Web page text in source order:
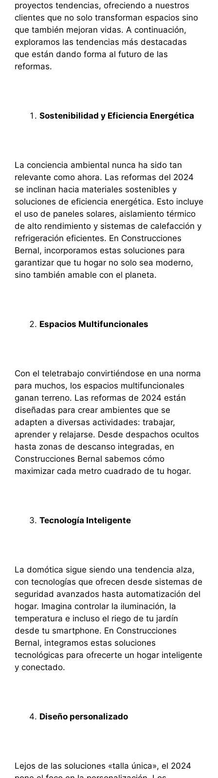
proyectos tendencias, ofreciendo a nuestros
clientes que no solo transforman espacios sino
que también mejoran vidas. A continuación,
exploramos las tendencias más destacadas
que están dando forma al futuro de las
reformas.
Sostenibilidad y Eficiencia Energética
La conciencia ambiental nunca ha sido tan
relevante como ahora. Las reformas del 2024
se inclinan hacia materiales sostenibles y
soluciones de eficiencia energética. Esto incluye
el uso de paneles solares, aislamiento térmico
de alto rendimiento y sistemas de calefacción y
refrigeración eficientes. En Construcciones
Bernal, incorporamos estas soluciones para
garantizar que tu hogar no solo sea moderno,
sino también amable con el planeta.
Espacios Multifuncionales
Con el teletrabajo convirtiéndose en una norma
para muchos, los espacios multifuncionales
ganan terreno. Las reformas de 2024 están
diseñadas para crear ambientes que se
adapten a diversas actividades: trabajar,
aprender y relajarse. Desde despachos ocultos
hasta zonas de descanso integradas, en
Construcciones Bernal sabemos cómo
maximizar cada metro cuadrado de tu hogar.
Tecnología Inteligente
La domótica sigue siendo una tendencia alza,
con tecnologías que ofrecen desde sistemas de
seguridad avanzados hasta automatización del
hogar. Imagina controlar la iluminación, la
temperatura e incluso el riego de tu jardín
desde tu smartphone. En Construcciones
Bernal, integramos estas soluciones
tecnológicas para ofrecerte un hogar inteligente
y conectado.
Diseño personalizado
Lejos de las soluciones «talla única», el 2024